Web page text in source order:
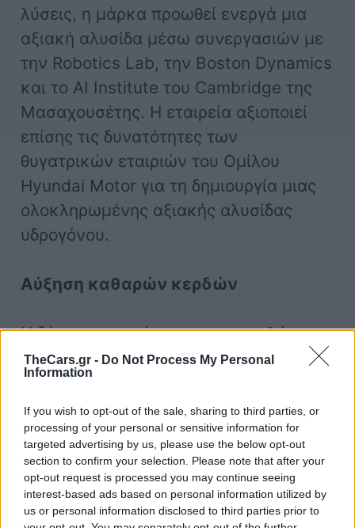
TheCars.gr - Do Not Process My Personal
Information
If you wish to opt-out of the sale, sharing to third parties, or
processing of your personal or sensitive information for
targeted advertising by us, please use the below opt-out
section to confirm your selection. Please note that after your
opt-out request is processed you may continue seeing
interest-based ads based on personal information utilized by
us or personal information disclosed to third parties prior to
λύσεις, η μάρκα προωθεί ενεργά μια
αξιακή αλυσίδα μέσω συνεργασιών με
την Robotics Lab, την Boston Dynamics
και το ΑI Institute του Cambridge της
Μασαχουσέτης. Η εταιρεία αξιοποιεί
επίσης τις δυνατότητες των
θυγατρικών εταιριών του Ομίλου
Hyundai Motor για τη δημιουργία μιας
ολοκληρωμένης αξιακής αλυσίδας
υδρογόνου.
Αύξηση καθαρών κερδών
Η δύναμη της μάρκας και οι πωλήσεις
της μάρκας έχουν αυξηθεί σημαντικά
στη Βόρεια Αμερική και την Ευρώπη. Η
Ινδία σημείωσε επίσης μια
αξιοσημείωτη άνοδο στην αξία του
brand, που αποδίδεται στο σχεδιασμό
και τις καινοτομίες της. Αυτή η
ανάπτυξη συνέβαλε στην κατάταξή της